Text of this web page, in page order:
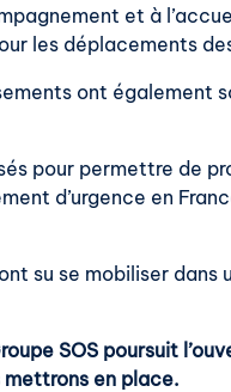
et à
les déplacements
ont également
pour permettre de
d’urgence en
su se mobiliser
SOS poursuit
mettrons en place.